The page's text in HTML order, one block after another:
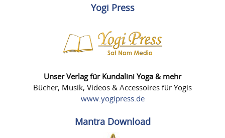
Yogi Press
Unser Verlag für Kundalini Yoga & mehr
Bücher, Musik, Videos & Accessoires für Yogis
www.yogipress.de
Mantra Download